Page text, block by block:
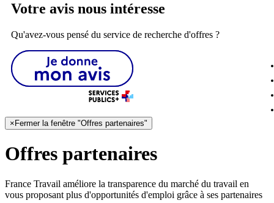
Votre avis nous intéresse
Qu'avez-vous pensé du service de recherche d'offres ?
× Fermer la fenêtre "Offres partenaires"
Offres partenaires
France Travail améliore la transparence du marché du travail en
vous proposant plus d'opportunités d'emploi grâce à ses partenaires